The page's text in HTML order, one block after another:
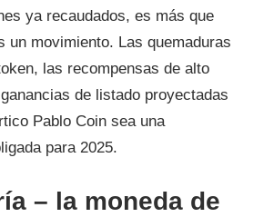
ya recaudados, es más que
un movimiento. Las quemaduras
las recompensas de alto
de listado proyectadas
Pablo Coin sea una
para 2025.
– la moneda de